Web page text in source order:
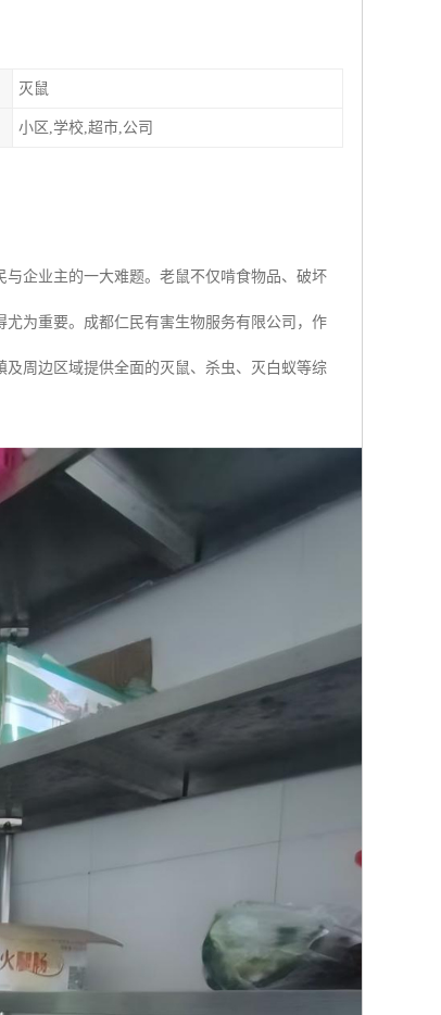
灭鼠
小区,学校,超市,公司
企业主的一大难题。老鼠不仅啃食物品、破坏
为重要。成都仁民有害生物服务有限公司，作
周边区域提供全面的灭鼠、杀虫、灭白蚁等综